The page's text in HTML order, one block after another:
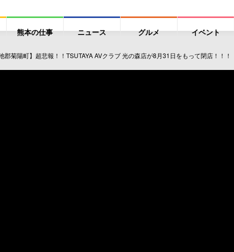
熊本の仕事 ニュース グルメ イベント
池郡菊陽町】超悲報！！TSUTAYA AVクラブ 光の森店が8月31日をもって閉店！！！